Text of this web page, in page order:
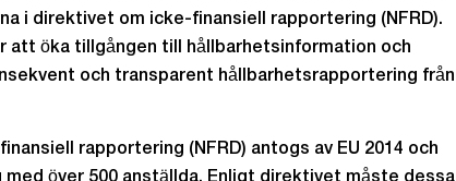
i direktivet om icke-finansiell rapportering (NFRD).
att öka tillgången till hållbarhetsinformation och
och transparent hållbarhetsrapportering från
rapportering (NFRD) antogs av EU 2014 och
med över 500 anställda. Enligt direktivet måste dessa